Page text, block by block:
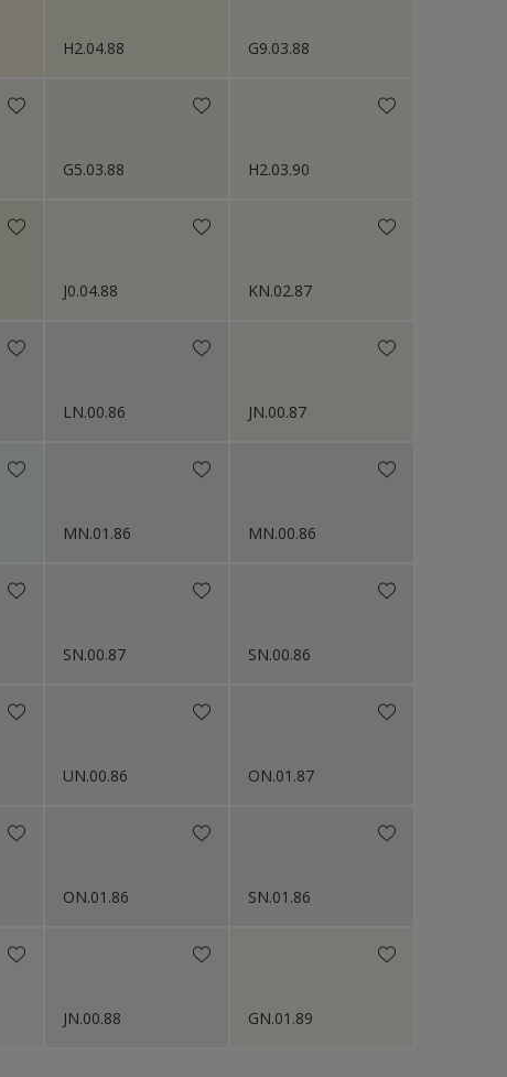
H2.04.88 G9.03.88
G5.03.88 H2.03.90
J0.04.88 KN.02.87
LN.00.86 JN.00.87
MN.01.86 MN.00.86
SN.00.87 SN.00.86
UN.00.86 ON.01.87
ON.01.86 SN.01.86
JN.00.88 GN.01.89